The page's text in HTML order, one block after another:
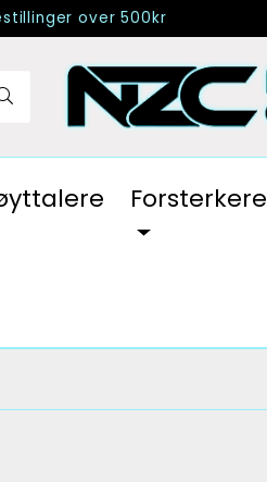
over 500kr
Forsterkere